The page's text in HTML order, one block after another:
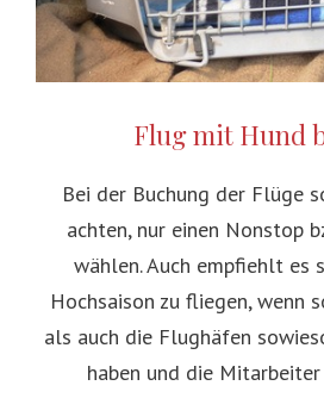
Flug mit Hund
Bei der Buchung der Flüge
achten, nur einen Nonstop
wählen. Auch empfiehlt es
Hochsaison zu fliegen, wenn
als auch die Flughäfen
haben und die